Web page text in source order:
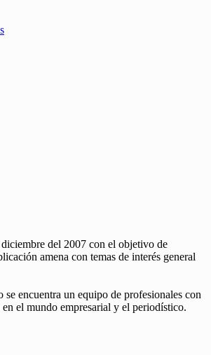
del 2007 con el objetivo de
amena con temas de interés general
encuentra un equipo de profesionales con
el mundo empresarial y el periodístico.